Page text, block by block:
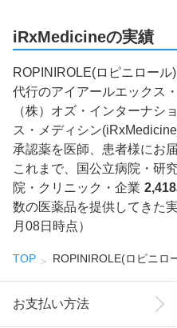
iRxMedicineの実績
ROPINIROLE(ロピニロー
代行のアイアールエックス
（株）オズ・インターナシ
ス・メディシン
承認薬を医師、患者様にお
これまで、国公立病院・研
院・クリニック・企業
数の医薬品を提供してきた
月08日時点）
TOP ROPINIROLE(ロピニロ
お支払い方法